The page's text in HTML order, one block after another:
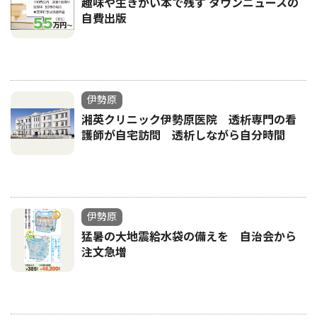
趣味や生きがい本で残す タウンニュースの
自費出版
伊勢原
湘英クリニック伊勢原医院 透析専門の看
護師が自宅訪問 透析しながら自分時間
伊勢原
猛暑の大地震給水袋の備えを 自治会から
注文急増